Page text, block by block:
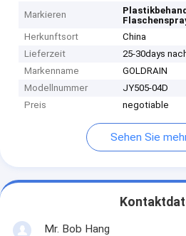
Markieren
Herkunftsort
China
Lieferzeit
25-30days
Markenname
GOLDRAIN
Modellnummer
JY505-04D
Preis
negotiable
Sehen Sie
Mr. Bob Hang